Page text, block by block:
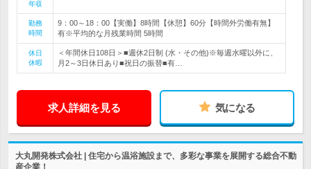
年収
勤務
時間
9：00～18：00【実働】8時間【休憩】60分【時間外労働有無】
有※平均的な月残業時間 5時間
休日
休暇
＜年間休日108日＞■週休2日制 (水・その他)※毎週水曜以外に、
月2～3日休日あり■祝日の振替■有…
求人詳細を見る 気になる
大丸開発株式会社 | 住宅から温浴施設まで、多彩な事業を展開する総合不動
産企業！